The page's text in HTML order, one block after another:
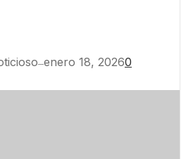
—enero 18, 20260